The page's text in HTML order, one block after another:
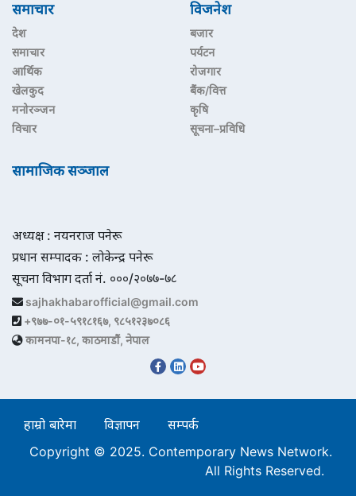
समाचार
देश
समाचार
आर्थिक
खेलकुद
मनोरञ्जन
विचार
विजनेश
बजार
पर्यटन
रोजगार
बैंक/वित्त
कृषि
सूचना–प्रविधि
सामाजिक सञ्जाल
अध्यक्ष : नयनराज पनेरू
प्रधान सम्पादक : लोकेन्द्र पनेरू
सूचना विभाग दर्ता नं. ०००/२०७७-७८
sajhakhabarofficial@gmail.com
+९७७-०१-५९१८१६७, ९८५१२३७०८६
कामनपा-१८, काठमाडौं, नेपाल
हाम्रो बारेमा विज्ञापन
सम्पर्क
Copyright © 2025. Contemporary News Network.
All Rights Reserved.